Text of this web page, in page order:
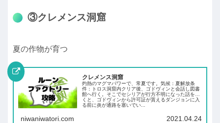
③クレメンス洞窟
夏の作物が育つ
クレメンス洞窟
灼熱のマグマパワーで、常夏です。気候：夏解放条
件：トロス洞窟内クリア後、ゴドヴィンと会話し図書
館へ行く。そこでセシリアが行方不明になった話を聞
くと、ゴドヴィンから許可証が貰えるダンジョンに入
る前に炎が通路を塞いでい...
niwaniwatori.com 2021.04.24